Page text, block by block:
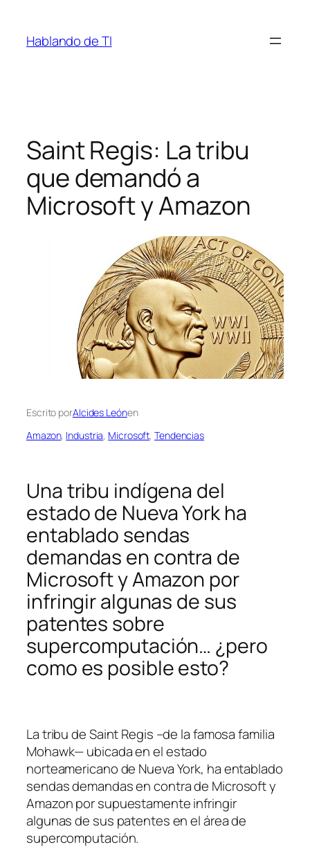
contenido
Hablando de TI
Saint Regis: La tribu
que demandó a
Microsoft y Amazon
Escrito porAlcides Leónen
Amazon, Industria, Microsoft, Tendencias
Una tribu indígena del
estado de Nueva York ha
entablado sendas
demandas en contra de
Microsoft y Amazon por
infringir algunas de sus
patentes sobre
supercomputación… ¿pero
como es posible esto?
La tribu de Saint Regis –de la famosa familia
Mohawk— ubicada en el estado
norteamericano de Nueva York, ha entablado
sendas demandas en contra de Microsoft y
Amazon por supuestamente infringir
algunas de sus patentes en el área de
supercomputación.